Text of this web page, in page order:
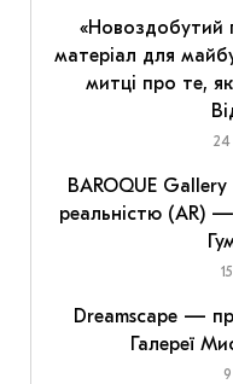
«Новоздобутий
матеріал для
митці про те,
BAROQUE
реальністю (AR)
Dreamscape —
Галереї